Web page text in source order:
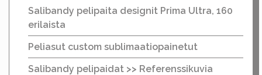
Salibandy pelipaita designit Prima Ultra, 160
erilaista
Peliasut custom sublimaatiopainetut
Salibandy pelipaidat >> Referenssikuvia